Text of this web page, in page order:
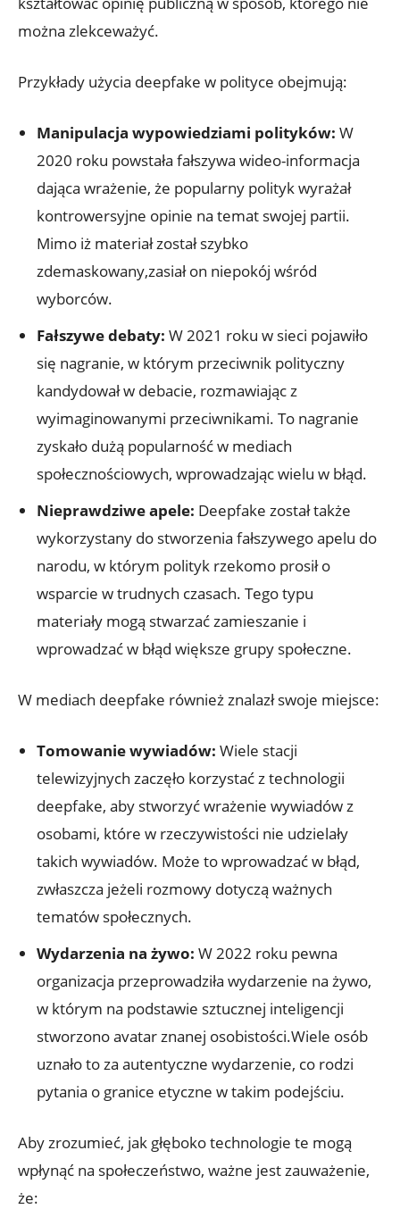
można ‍zlekceważyć.
Przykłady użycia deepfake w polityce ‌obejmują:
Manipulacja wypowiedziami polityków: W
2020 ​roku ‍powstała fałszywa wideo-informacja
dająca wrażenie, że popularny polityk​ wyrażał
kontrowersyjne ⁣opinie na temat swojej ‌partii.
Mimo iż materiał został szybko
zdemaskowany,zasiał on niepokój wśród
wyborców.
Fałszywe⁣ debaty: W 2021 roku w sieci ‌pojawiło
się‍ nagranie, w którym przeciwnik polityczny
kandydował⁤ w debacie,⁢ rozmawiając z
wyimaginowanymi przeciwnikami. To nagranie
⁢zyskało dużą ‍popularność w mediach
⁤społecznościowych, wprowadzając wielu w‌ błąd.
Nieprawdziwe apele: Deepfake‌ został ‍także
wykorzystany do stworzenia ‍fałszywego apelu do
narodu, w​ którym⁢ polityk rzekomo prosił o
wsparcie ​w trudnych czasach. ⁣Tego ⁤typu
⁤materiały mogą stwarzać zamieszanie i
wprowadzać w błąd większe ⁣grupy społeczne.
W mediach deepfake również​ znalazł swoje miejsce:
Tomowanie ‌wywiadów: Wiele stacji
⁢telewizyjnych zaczęło korzystać z technologii
deepfake, aby stworzyć wrażenie wywiadów z
osobami, które w rzeczywistości nie udzielały
takich wywiadów. Może to wprowadzać w błąd,
zwłaszcza jeżeli⁢ rozmowy dotyczą ważnych
tematów społecznych.
Wydarzenia na żywo: W 2022‌ roku pewna
organizacja przeprowadziła wydarzenie na żywo,
w⁢ którym na podstawie sztucznej inteligencji
stworzono ‌avatar ⁢znanej⁢ osobistości.Wiele‌ osób
uznało ⁤to za autentyczne wydarzenie, co rodzi‌
pytania‍ o⁣ granice etyczne w⁤ takim podejściu.
Aby zrozumieć, jak głęboko technologie ‌te mogą
wpłynąć⁤ na społeczeństwo, ważne jest zauważenie,
że: